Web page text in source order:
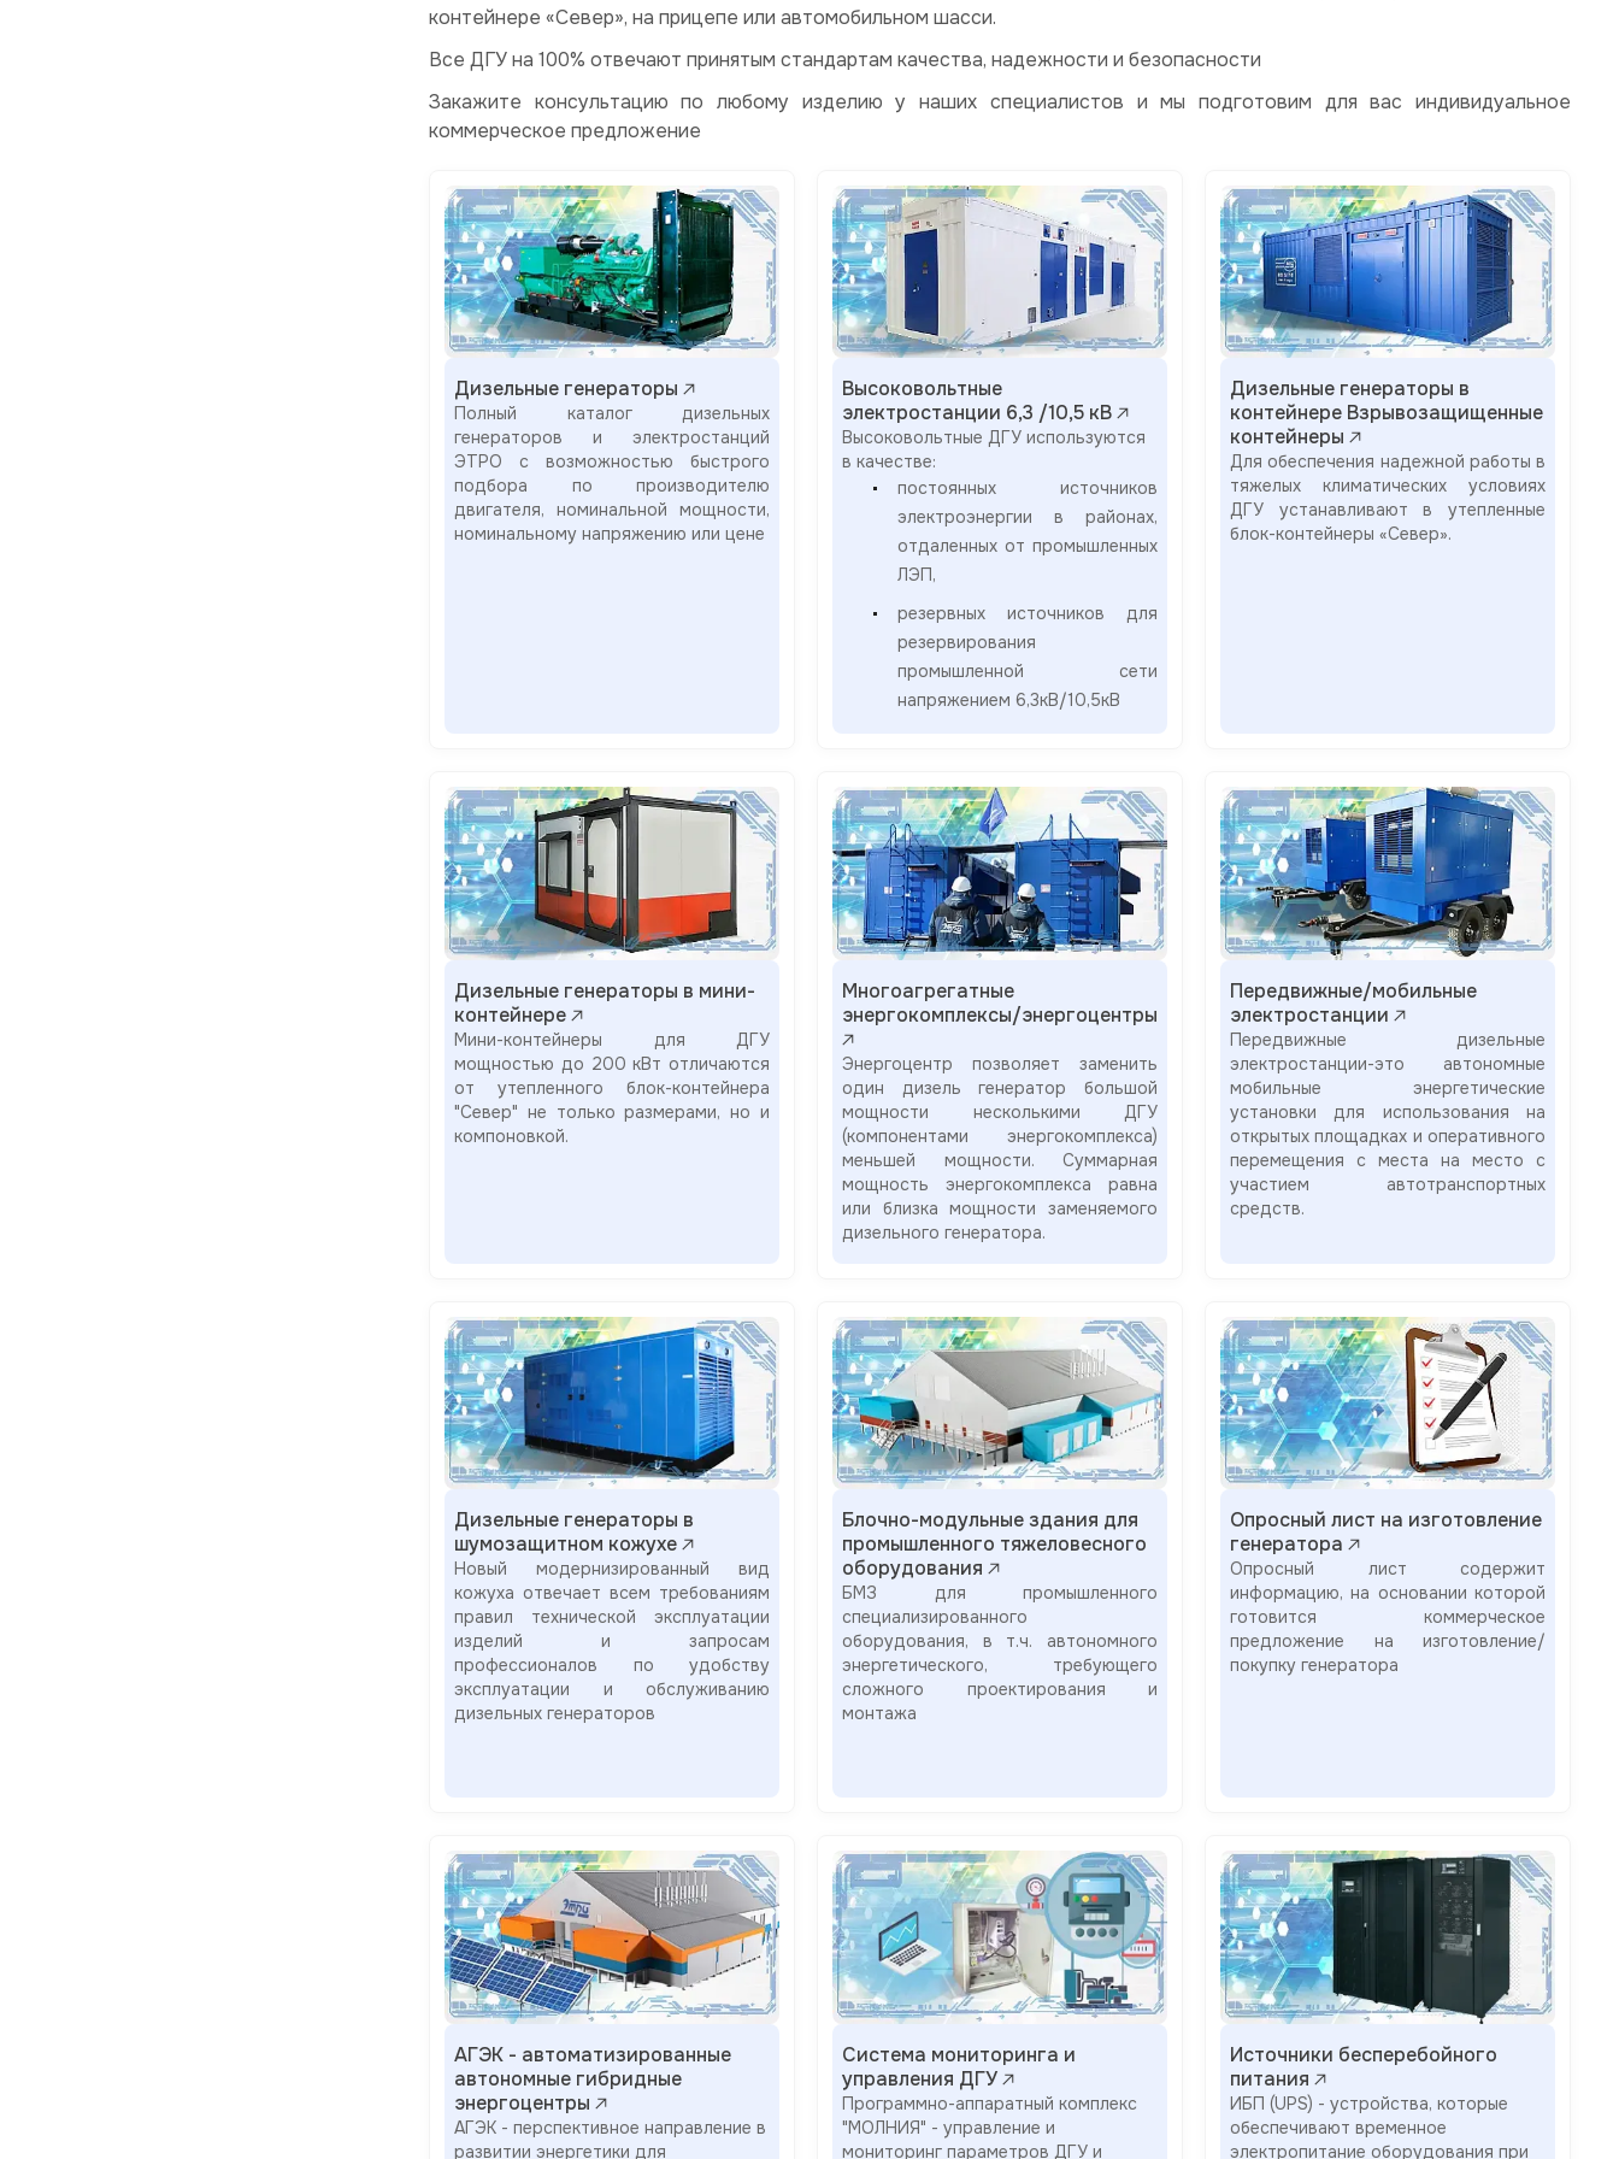
контейнере «Север», на прицепе или автомобильном шасси.
Все ДГУ на 100% отвечают принятым стандартам качества, надежности и безопасности
Закажите консультацию по любому изделию у наших специалистов и мы подготовим для вас индивидуальное
коммерческое предложение
Дизельные генераторы
Полный каталог дизельных
генераторов и электростанций
ЭТРО с возможностью быстрого
подбора по производителю
двигателя, номинальной мощности,
номинальному напряжению или цене
Высоковольтные
электростанции 6,3 /10,5 кВ
Высоковольтные ДГУ используются
в качестве:
постоянных источников
электроэнергии в районах,
отдаленных от промышленных
ЛЭП,
резервных источников для
резервирования
промышленной сети
напряжением 6,3кВ/10,5кВ
Дизельные генераторы в
контейнере Взрывозащищенные
контейнеры
Для обеспечения надежной работы в
тяжелых климатических условиях
ДГУ устанавливают в утепленные
блок-контейнеры «Север».
Дизельные генераторы в мини-
контейнере
Мини-контейнеры для ДГУ
мощностью до 200 кВт отличаются
от утепленного блок-контейнера
"Север" не только размерами, но и
компоновкой.
Многоагрегатные
энергокомплексы/энергоцентры
Энергоцентр позволяет заменить
один дизель генератор большой
мощности несколькими ДГУ
(компонентами энергокомплекса)
меньшей мощности. Суммарная
мощность энергокомплекса равна
или близка мощности заменяемого
дизельного генератора.
Передвижные/мобильные
электростанции
Передвижные дизельные
электростанции-это автономные
мобильные энергетические
установки для использования на
открытых площадках и оперативного
перемещения с места на место с
участием автотранспортных
средств.
Дизельные генераторы в
шумозащитном кожухе
Новый модернизированный вид
кожуха отвечает всем требованиям
правил технической эксплуатации
изделий и запросам
профессионалов по удобству
эксплуатации и обслуживанию
дизельных генераторов
Блочно-модульные здания для
промышленного тяжеловесного
оборудования
БМЗ для промышленного
специализированного
оборудования, в т.ч. автономного
энергетического, требующего
сложного проектирования и
монтажа
Опросный лист на изготовление
генератора
Опросный лист содержит
информацию, на основании которой
готовится коммерческое
предложение на изготовление/
покупку генератора
АГЭК - автоматизированные
автономные гибридные
энергоцентры
АГЭК - перспективное направление в
развитии энергетики для
Система мониторинга и
управления ДГУ
Программно-аппаратный комплекс
"МОЛНИЯ" - управление и
мониторинг параметров ДГУ и
Источники бесперебойного
питания
ИБП (UPS) - устройства, которые
обеспечивают временное
электропитание оборудования при